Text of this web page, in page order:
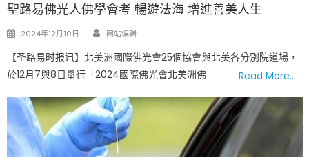
聖路易佛光人佛學會考 暢遊法海 增進善美人生
Posted
2024年12月10日 Author
网站编辑
【圣路易时报讯】北美洲國際佛光會25個協會與北美各分別院道場，
於12月7與8日舉行「2024國際佛光會北美洲佛
Read More…